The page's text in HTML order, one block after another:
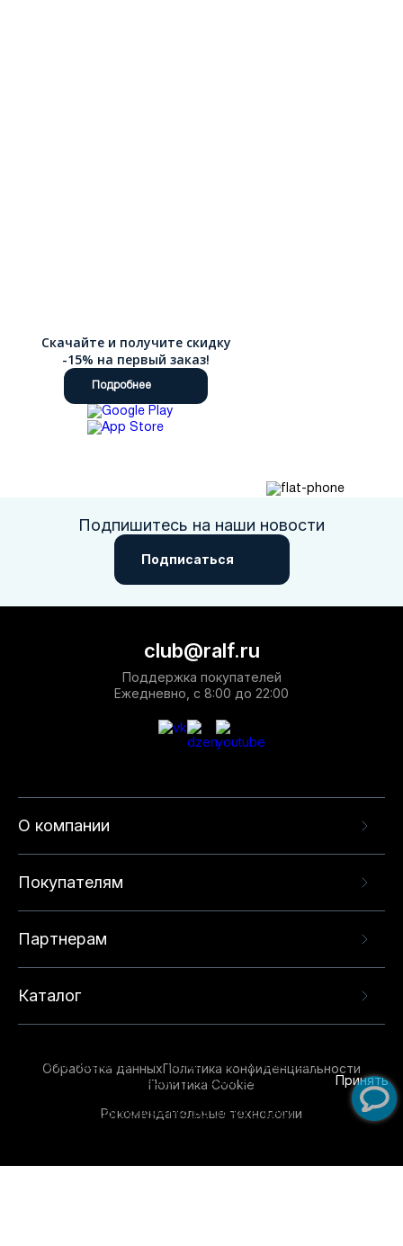
Скачайте и получите скидку
-15% на первый заказ!
Подробнее
Подпишитесь на наши новости
Подписаться
О компании
Покупателям
Партнерам
Каталог
club@ralf.ru
Поддержка покупателей
Ежедневно, с 8:00 до 22:00
Обработка данныхПолитика конфиденциальности
Политика Cookie
Рекомендательные технологии
опыта на нашем сайте. Продолжая использовать
данный сайт, вы соглашаетесь с использованием
технологий. Для получения дополнительной
Принять